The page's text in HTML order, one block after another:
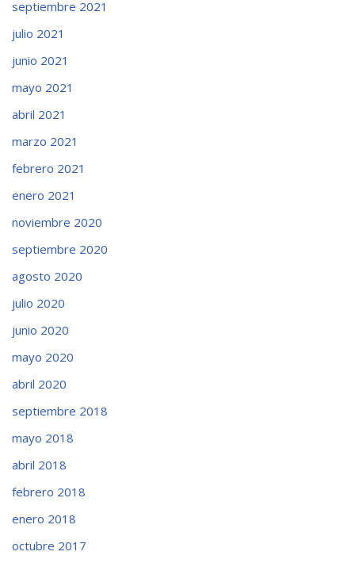
septiembre 2021
julio 2021
junio 2021
mayo 2021
abril 2021
marzo 2021
febrero 2021
enero 2021
noviembre 2020
septiembre 2020
agosto 2020
julio 2020
junio 2020
mayo 2020
abril 2020
septiembre 2018
mayo 2018
abril 2018
febrero 2018
enero 2018
octubre 2017